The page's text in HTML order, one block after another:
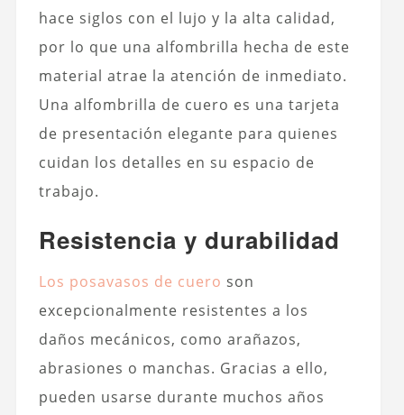
hace siglos con el lujo y la alta calidad,
por lo que una alfombrilla hecha de este
material atrae la atención de inmediato.
Una alfombrilla de cuero es una tarjeta
de presentación elegante para quienes
cuidan los detalles en su espacio de
trabajo.
Resistencia y durabilidad
Los posavasos de cuero son
excepcionalmente resistentes a los
daños mecánicos, como arañazos,
abrasiones o manchas. Gracias a ello,
pueden usarse durante muchos años